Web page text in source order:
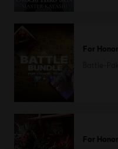
For Honor
For Honor